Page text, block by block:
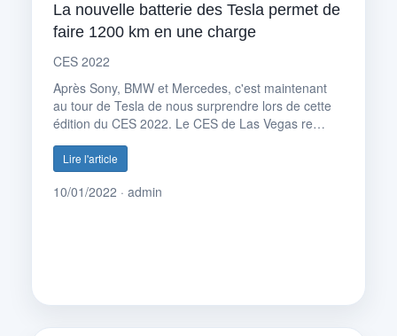
La nouvelle batterie des Tesla permet de
faire 1200 km en une charge
CES 2022
Après Sony, BMW et Mercedes, c'est maintenant
au tour de Tesla de nous surprendre lors de cette
édition du CES 2022. Le CES de Las Vegas re…
Lire l'article
10/01/2022 · admin